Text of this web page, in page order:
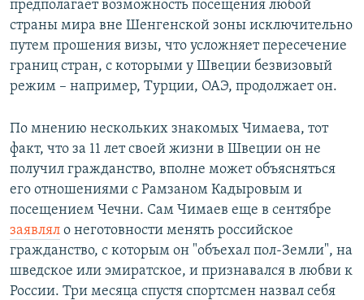
предполагает возможность посещения любой
страны мира вне Шенгенской зоны исключительно
путем прошения визы, что усложняет пересечение
границ стран, с которыми у Швеции безвизовый
режим – например, Турции, ОАЭ, продолжает он.
По мнению нескольких знакомых Чимаева, тот
факт, что за 11 лет своей жизни в Швеции он не
получил гражданство, вполне может объясняться
его отношениями с Рамзаном Кадыровым и
посещением Чечни. Сам Чимаев еще в сентябре
заявлял о неготовности менять российское
гражданство, с которым он "объехал пол-Земли", на
шведское или эмиратское, и признавался в любви к
России. Три месяца спустя спортсмен назвал себя